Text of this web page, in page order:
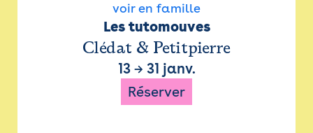
voir en famille
Les tutomouves
Clédat & Petitpierre
13→ 31 janv.
Réserver